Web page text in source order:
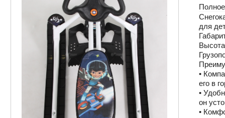
для
•
его в
•
он
•